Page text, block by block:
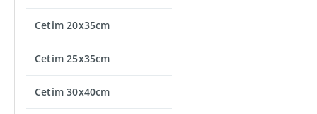
Cetim 20x35cm
Cetim 25x35cm
Cetim 30x40cm